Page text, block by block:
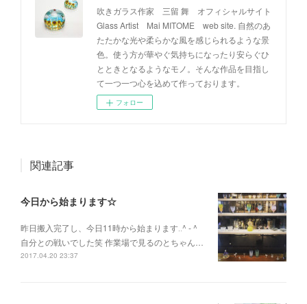
吹きガラス作家 三留 舞 オフィシャルサイト
Glass Artist Mai MITOME web site. 自然のあ
たたかな光や柔らかな風を感じられるような景
色。使う方が華やぐ気持ちになったり安らぐひ
とときとなるようなモノ。そんな作品を目指し
て一つ一つ心を込めて作っております。
フォロー
関連記事
今日から始まります☆
昨日搬入完了し、今日11時から始まります‥^ - ^
自分との戦いでした笑 作業場で見るのとちゃん…
2017.04.20 23:37